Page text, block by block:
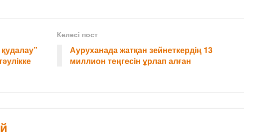
Келесі пост
Ауруханада жатқан зейнеткердің 13
миллион теңгесін ұрлап алған